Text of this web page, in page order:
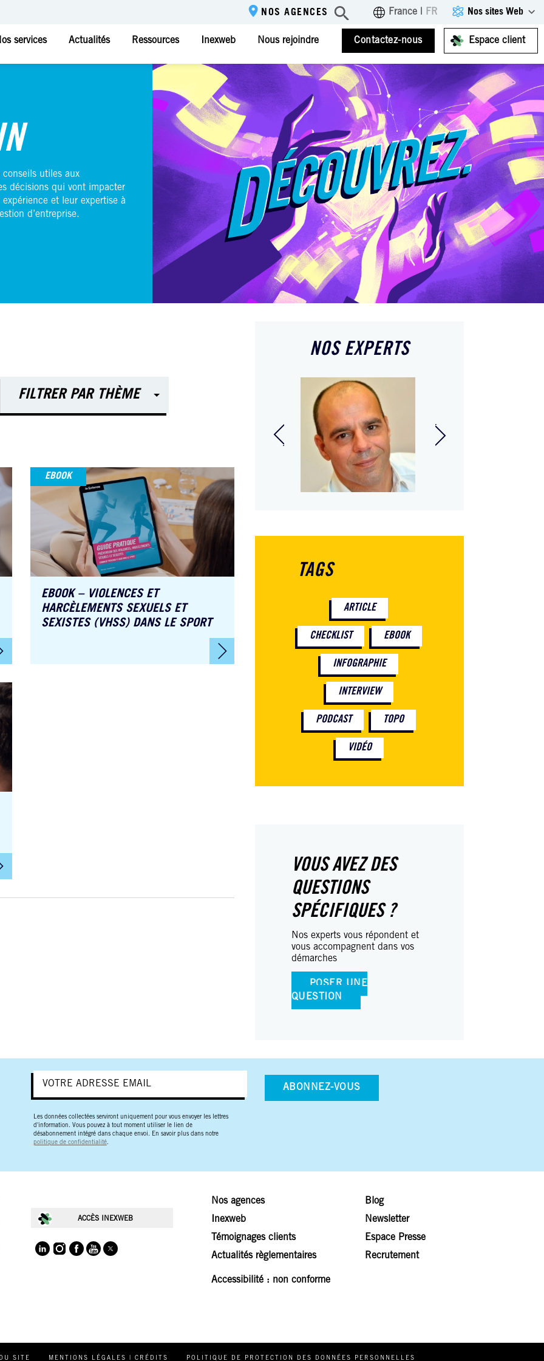
NOS AGENCES France FR Nos sites Web
services Actualités Ressources Inexweb Nous rejoindre Contactez-nous Espace client
utiles aux
décisions qui vont impacter
et leur expertise à
d’entreprise.
FILTRER PAR THÈME
EBOOK
EBOOK – VIOLENCES ET
HARCÈLEMENTS SEXUELS ET
SEXISTES (VHSS) DANS LE SPORT
NOS EXPERTS
Expert-comptable et
commissaire aux
comptes, Associé
TAGS
ARTICLE
CHECKLIST EBOOK
INFOGRAPHIE
INTERVIEW
PODCAST TOPO
VIDÉO
VOUS AVEZ DES
QUESTIONS
SPÉCIFIQUES ?
Nos experts vous répondent et
vous accompagnent dans vos
démarches
POSER UNE
QUESTION
ABONNEZ-VOUS
Les données collectées serviront uniquement pour vous envoyer les lettres
d'information. Vous pouvez à tout moment utiliser le lien de
désabonnement intégré dans chaque envoi. En savoir plus dans notre
politique de confidentialité.
ACCÈS INEXWEB
Nos agences
Inexweb
Témoignages clients
Actualités règlementaires
Accessibilité : non conforme
Blog
Newsletter
Espace Presse
Recrutement
SITE MENTIONS LÉGALES | CRÉDITS POLITIQUE DE PROTECTION DES DONNÉES PERSONNELLES
de confidentialité, en garantissant la conformité avec les réglementations. Personnalisez vos préférences pour